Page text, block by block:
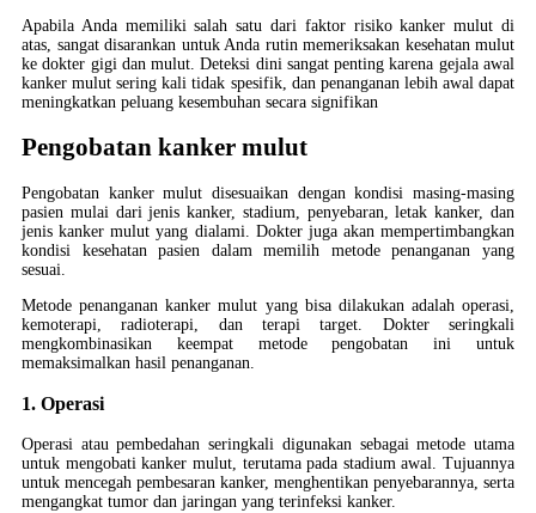
Apabila Anda memiliki salah satu dari faktor risiko kanker mulut di
atas, sangat disarankan untuk Anda rutin memeriksakan kesehatan mulut
ke dokter gigi dan mulut. Deteksi dini sangat penting karena gejala awal
kanker mulut sering kali tidak spesifik, dan penanganan lebih awal dapat
meningkatkan peluang kesembuhan secara signifikan
Pengobatan kanker mulut
Pengobatan kanker mulut disesuaikan dengan kondisi masing-masing
pasien mulai dari jenis kanker, stadium, penyebaran, letak kanker, dan
jenis kanker mulut yang dialami. Dokter juga akan mempertimbangkan
kondisi kesehatan pasien dalam memilih metode penanganan yang
sesuai.
Metode penanganan kanker mulut yang bisa dilakukan adalah operasi,
kemoterapi, radioterapi, dan terapi target. Dokter seringkali
mengkombinasikan keempat metode pengobatan ini untuk
memaksimalkan hasil penanganan.
1. Operasi
Operasi atau pembedahan seringkali digunakan sebagai metode utama
untuk mengobati kanker mulut, terutama pada stadium awal. Tujuannya
untuk mencegah pembesaran kanker, menghentikan penyebarannya, serta
mengangkat tumor dan jaringan yang terinfeksi kanker.